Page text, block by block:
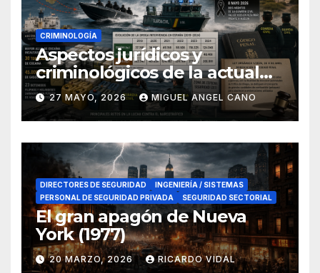
CRIMINOLOGÍA
Aspectos jurídicos y
criminológicos de la actual
lucha contra el narcotráfico
en el sur de España
27 MAYO, 2026 MIGUEL ANGEL CANO
DIRECTORES DE SEGURIDAD
INGENIERÍA / SISTEMAS
PERSONAL DE SEGURIDAD PRIVADA
SEGURIDAD SECTORIAL
El gran apagón de Nueva
York (1977)
20 MARZO, 2026 RICARDO VIDAL